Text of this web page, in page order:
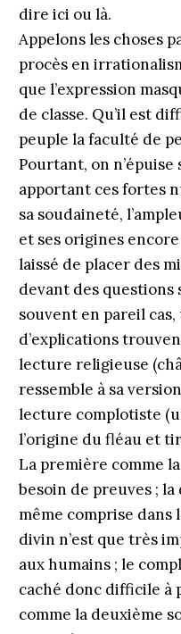
dire ici ou là.
Appelons les choses
procès en
que l’expression
de classe. Qu’il est
peuple la faculté de
Pourtant, on n’épuise
apportant ces fortes
sa soudaineté,
et ses origines encore
laissé de placer des
devant des questions
souvent en pareil
d’explications
lecture religieuse
ressemble à sa
lecture complotiste
l’origine du fléau et
La première comme
besoin de preuves ;
même comprise dans
divin n’est que très
aux humains ; le
caché donc difficile à
comme la deuxième